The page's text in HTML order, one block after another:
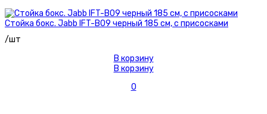
Стойка бокс. Jabb IFT-B09 черный 185 см, с присосками
/шт
В корзину
В корзину
0